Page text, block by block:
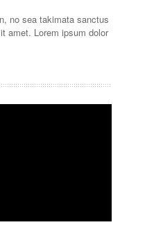
no sea takimata sanctus
amet. Lorem ipsum dolor